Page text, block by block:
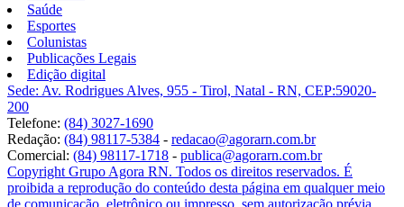
Saúde
Esportes
Colunistas
Publicações Legais
Edição digital
Sede: Av. Rodrigues Alves, 955 - Tirol, Natal - RN, CEP:59020-
200
Telefone: (84) 3027-1690
Redação: (84) 98117-5384 - redacao@agorarn.com.br
Comercial: (84) 98117-1718 - publica@agorarn.com.br
Copyright Grupo Agora RN. Todos os direitos reservados. É
proibida a reprodução do conteúdo desta página em qualquer meio